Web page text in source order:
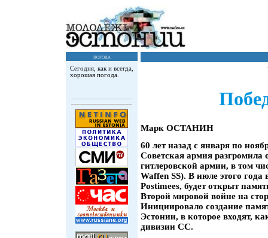
погода
Сегодня, как и всегда,
хорошая погода.
Марк ОСТАНИН
60 лет назад с января по
Советская армия
гитлеровской армии, в том
Waffen SS). В июле этого года
Postimees, будет открыт
Второй мировой войне на
Инициировало создание
Эстонии, в которое входят,
дивизии СС.